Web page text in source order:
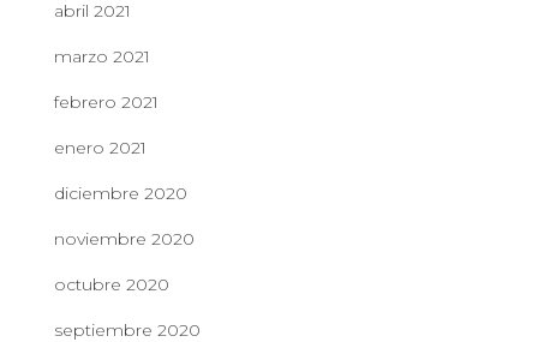
abril 2021
marzo 2021
febrero 2021
enero 2021
diciembre 2020
noviembre 2020
octubre 2020
septiembre 2020